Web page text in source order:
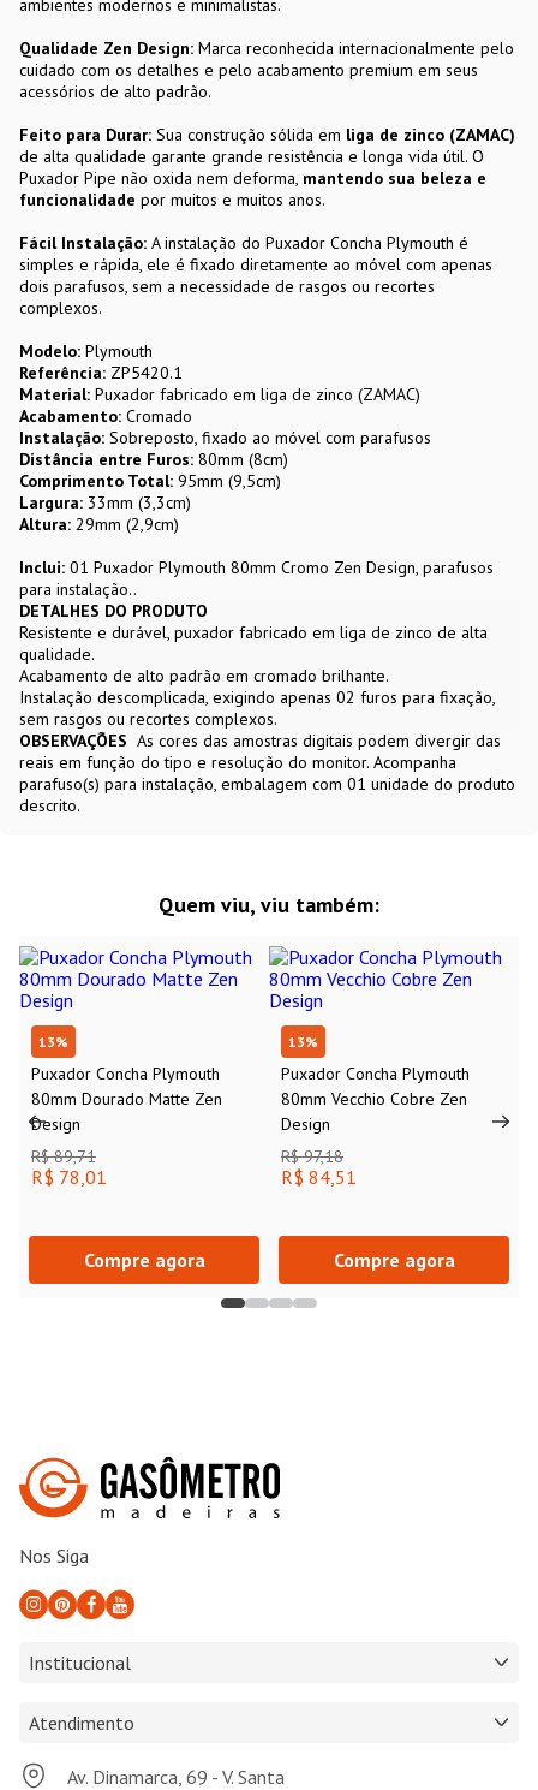
ambientes modernos e minimalistas.
Qualidade Zen Design: Marca reconhecida internacionalmente pelo
cuidado com os detalhes e pelo acabamento premium em seus
acessórios de alto padrão.
Feito para Durar: Sua construção sólida em liga de zinco (ZAMAC)
de alta qualidade garante grande resistência e longa vida útil. O
Puxador Pipe não oxida nem deforma, mantendo sua beleza e
funcionalidade por muitos e muitos anos.
Fácil Instalação: A instalação do Puxador Concha Plymouth é
simples e rápida, ele é fixado diretamente ao móvel com apenas
dois parafusos, sem a necessidade de rasgos ou recortes
complexos.
Modelo: Plymouth
Referência: ZP5420.1
Material: Puxador fabricado em liga de zinco (ZAMAC)
Acabamento: Cromado
Instalação: Sobreposto, fixado ao móvel com parafusos
Distância entre Furos: 80mm (8cm)
Comprimento Total: 95mm (9,5cm)
Largura: 33mm (3,3cm)
Altura: 29mm (2,9cm)
Inclui: 01 Puxador Plymouth 80mm Cromo Zen Design, parafusos
para instalação..
DETALHES DO PRODUTO
Resistente e durável, puxador fabricado em liga de zinco de alta
qualidade.
Acabamento de alto padrão em cromado brilhante.
Instalação descomplicada, exigindo apenas 02 furos para fixação,
sem rasgos ou recortes complexos.
OBSERVAÇÕES As cores das amostras digitais podem divergir das
reais em função do tipo e resolução do monitor. Acompanha
parafuso(s) para instalação, embalagem com 01 unidade do produto
descrito.
Quem viu, viu também:
13%
Puxador Concha Plymouth
80mm Dourado Matte Zen
Design
R$ 89,71
R$ 78,01
Compre agora
13%
Puxador Concha Plymouth
80mm Vecchio Cobre Zen
Design
R$ 97,18
R$ 84,51
Compre agora
Nos Siga
Institucional
Atendimento
Av. Dinamarca, 69 - V. Santa